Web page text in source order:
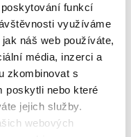
funkcí
využíváme
náš web používáte,
média, inzerci a
zkombinovat s
poskytli nebo které
jejich služby.
webových